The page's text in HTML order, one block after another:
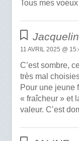
Tous mes
11 AVRIL 2025 @
C’est sombre,
très mal
Pour une jeune
« fraîcheur » et
valeur. C’est